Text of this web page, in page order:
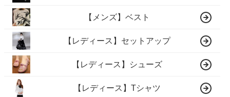
【メンズ】ベスト
【レディース】セットアップ
【レディース】シューズ
【レディース】Tシャツ